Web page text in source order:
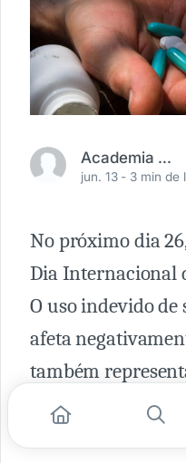
Academia Médica
jun. 13 - 3 min de
No próximo dia
Dia Internacional
O uso indevido
afeta
também
aos profissionais